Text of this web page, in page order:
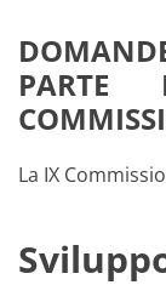
PARTE
La IX